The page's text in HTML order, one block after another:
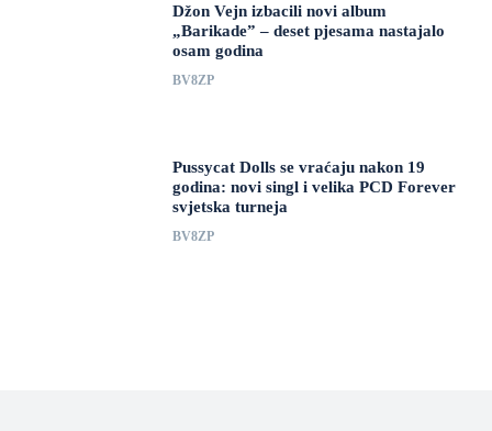
Džon Vejn izbacili novi album
„Barikade” – deset pjesama nastajalo
osam godina
BV8ZP
Pussycat Dolls se vraćaju nakon 19
godina: novi singl i velika PCD Forever
svjetska turneja
BV8ZP